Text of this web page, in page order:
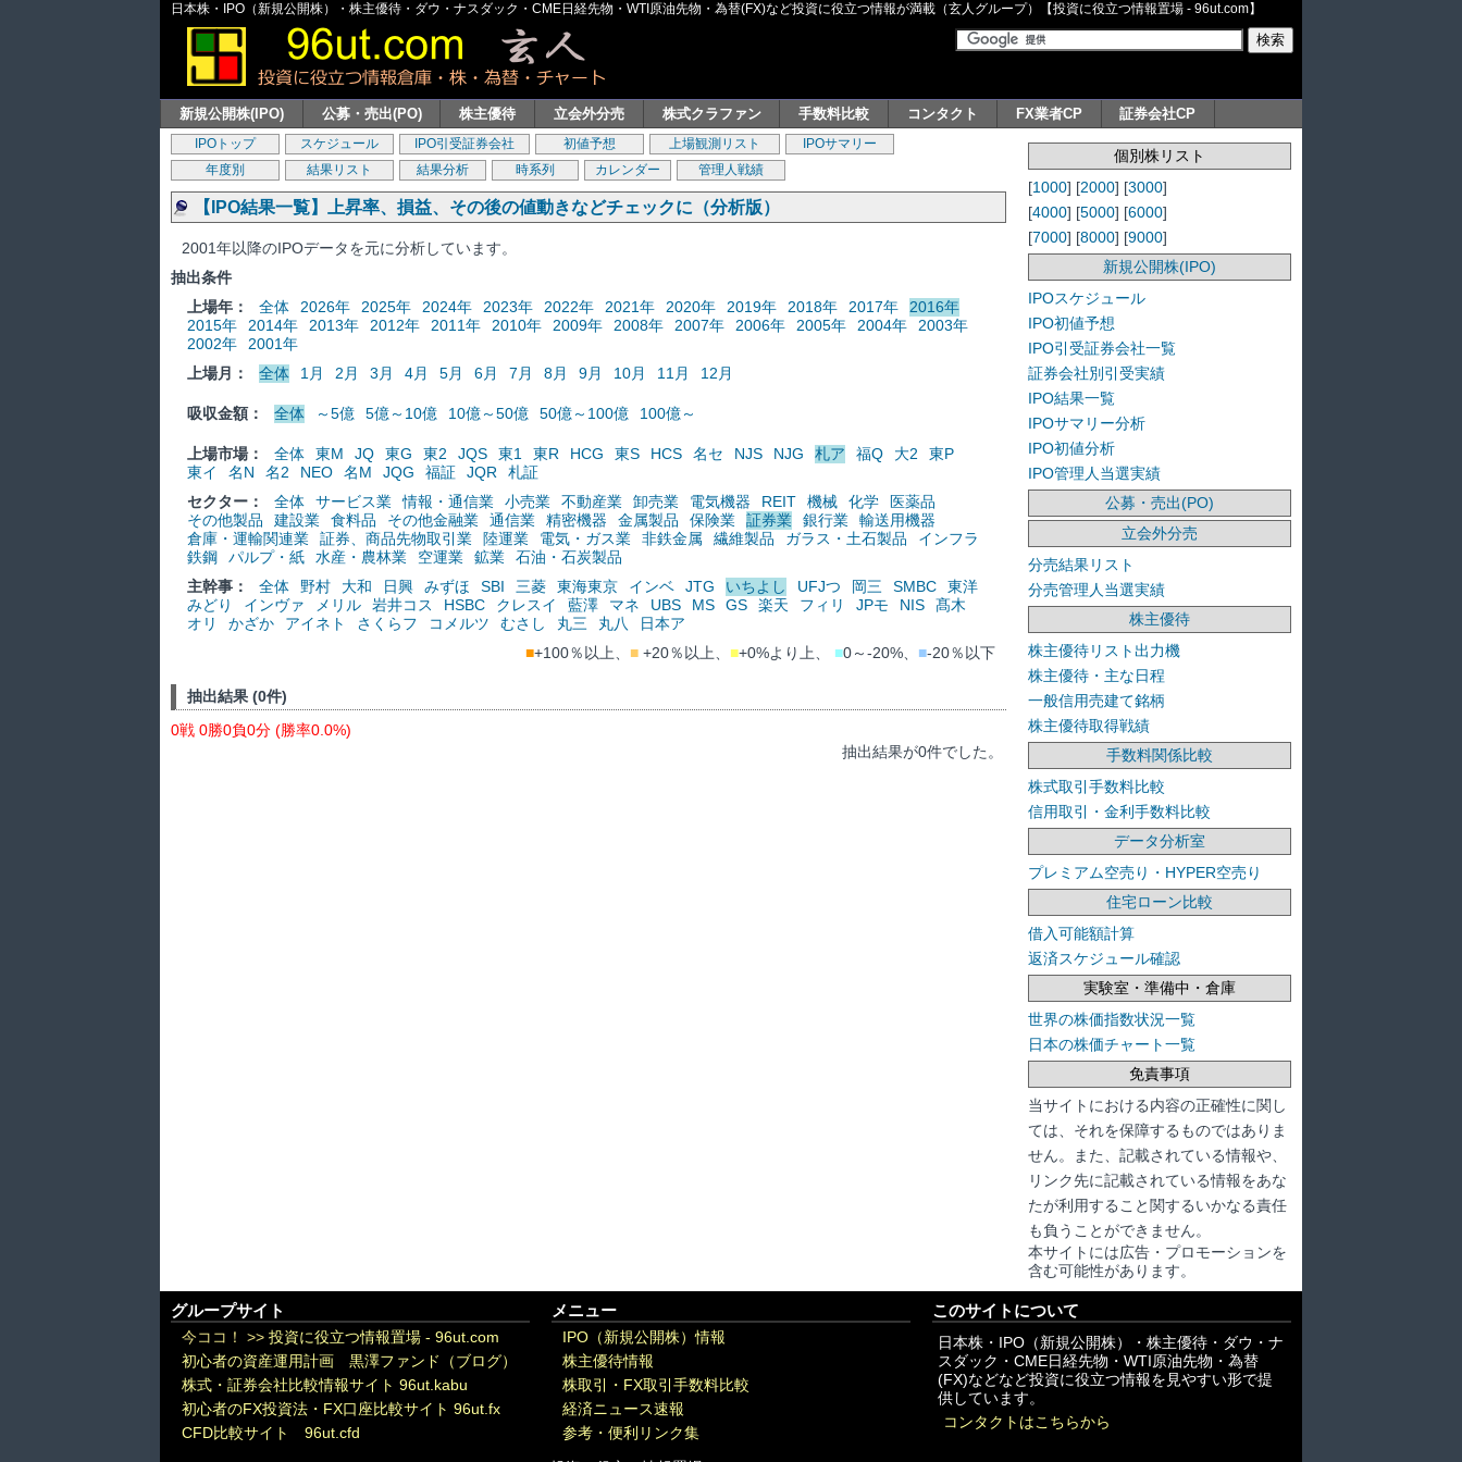
日本株・IPO（新規公開株）・株主優待・ダウ・ナスダック・CME日経先物・WTI原油先物・為替(FX)など投資に役立つ情報が満載（玄人グループ）【投資に役立つ情報置場 - 96ut.com】
新規公開株(IPO) 公募・売出(PO) 株主優待 立会外分売 株式クラファン 手数料比較 コンタクト FX業者CP 証券会社CP
IPOトップ スケジュール IPO引受証券会社 初値予想 上場観測リスト
IPOサマリー
年度別
結果リスト 結果分析 時系列 カレンダー 管理人戦績
【IPO結果一覧】上昇率、損益、その後の値動きなどチェックに（分析版）
2001年以降のIPOデータを元に分析しています。
抽出条件
上場年：
全体 2026年 2025年 2024年 2023年 2022年 2021年 2020年 2019年 2018年 2017年
2016年
2015年
2014年 2013年 2012年 2011年 2010年 2009年 2008年 2007年 2006年 2005年 2004年
2003年
2002年
2001年
上場月：
全体 1月 2月 3月 4月 5月 6月 7月 8月 9月 10月 11月 12月
吸収金額： 全体 ～5億 5億～10億 10億～50億 50億～100億 100億～
上場市場： 全体 東M JQ 東G 東2 JQS 東1 東R HCG 東S HCS 名セ NJS NJG 札ア 福Q 大2
東P
東イ
名N 名2 NEO 名M JQG 福証 JQR
札証
セクター：
全体 サービス業 情報・通信業 小売業 不動産業 卸売業 電気機器 REIT 機械 化学
医薬品
その他製品
建設業 食料品 その他金融業 通信業 精密機器 金属製品 保険業 証券業 銀行業
輸送用機器
倉庫・運輸関連業
証券、商品先物取引業 陸運業 電気・ガス業 非鉄金属 繊維製品 ガラス・土石製品
インフラ
鉄鋼
パルプ・紙 水産・農林業 空運業 鉱業
石油・石炭製品
主幹事：
全体 野村 大和 日興 みずほ SBI 三菱 東海東京 インベ JTG いちよし UFJつ 岡三 SMBC
東洋
みどり
インヴァ メリル 岩井コス HSBC クレスイ 藍澤 マネ UBS MS GS 楽天 フィリ JPモ NIS
髙木
オリ
かざか アイネト さくらフ コメルツ むさし 丸三 丸八
日本ア
■+100％以上、 ■+20％以上、 ■+0%より上、 ■0～-20%、 ■-20％以下
抽出結果 (0件)
0戦 0勝0負0分 (勝率0.0%)
抽出結果が0件でした。
個別株リスト
[1000] [2000] [3000]
[4000] [5000] [6000]
[7000] [8000] [9000]
新規公開株(IPO)
IPOスケジュール
IPO初値予想
IPO引受証券会社一覧
証券会社別引受実績
IPO結果一覧
IPOサマリー分析
IPO初値分析
IPO管理人当選実績
公募・売出(PO)
立会外分売
分売結果リスト
分売管理人当選実績
株主優待
株主優待リスト出力機
株主優待・主な日程
一般信用売建て銘柄
株主優待取得戦績
手数料関係比較
株式取引手数料比較
信用取引・金利手数料比較
データ分析室
プレミアム空売り・HYPER空売り
住宅ローン比較
借入可能額計算
返済スケジュール確認
実験室・準備中・倉庫
世界の株価指数状況一覧
日本の株価チャート一覧
免責事項
当サイトにおける内容の正確性に関し
ては、それを保障するものではありま
せん。また、記載されている情報や、
リンク先に記載されている情報をあな
たが利用すること関するいかなる責任
も負うことができません。
本サイトには広告・プロモーションを
含む可能性があります。
グループサイト
今ココ！ >> 投資に役立つ情報置場 - 96ut.com
初心者の資産運用計画 黒澤ファンド（ブログ）
株式・証券会社比較情報サイト 96ut.kabu
初心者のFX投資法・FX口座比較サイト 96ut.fx
CFD比較サイト 96ut.cfd
メニュー
IPO（新規公開株）情報
株主優待情報
株取引・FX取引手数料比較
経済ニュース速報
参考・便利リンク集
このサイトについて
日本株・IPO（新規公開株）・株主優待・ダウ・ナ
スダック・CME日経先物・WTI原油先物・為替
(FX)などなど投資に役立つ情報を見やすい形で提
供しています。
コンタクトはこちらから